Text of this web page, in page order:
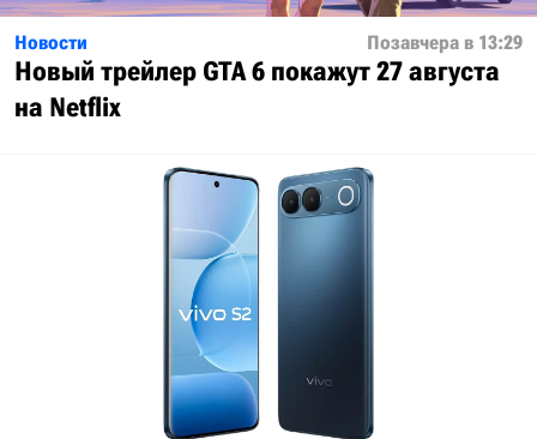
Новости Позавчера в 13:29
Новый трейлер GTA 6 покажут 27 августа
на Netflix